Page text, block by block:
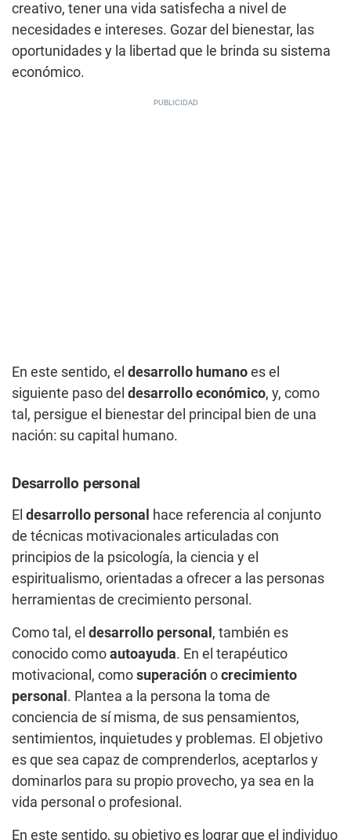
creativo, tener una vida satisfecha a nivel de
necesidades e intereses. Gozar del bienestar, las
oportunidades y la libertad que le brinda su sistema
económico.
En este sentido, el desarrollo humano es el
siguiente paso del desarrollo económico, y, como
tal, persigue el bienestar del principal bien de una
nación: su capital humano.
Desarrollo personal
El desarrollo personal hace referencia al conjunto
de técnicas motivacionales articuladas con
principios de la psicología, la ciencia y el
espiritualismo, orientadas a ofrecer a las personas
herramientas de crecimiento personal.
Como tal, el desarrollo personal , también es
conocido como autoayuda. En el terapéutico
motivacional, como superación o crecimiento
personal . Plantea a la persona la toma de
conciencia de sí misma, de sus pensamientos,
sentimientos, inquietudes y problemas. El objetivo
es que sea capaz de comprenderlos, aceptarlos y
dominarlos para su propio provecho, ya sea en la
vida personal o profesional.
En este sentido, su objetivo es lograr que el individuo